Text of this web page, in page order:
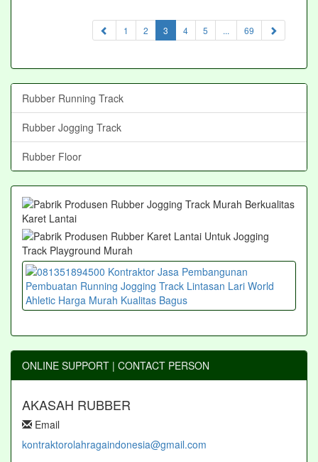
1 2 3 (current)
4 5 ... 69
Rubber Running Track
Rubber Jogging Track
Rubber Floor
ONLINE SUPPORT | CONTACT PERSON
AKASAH RUBBER
Email
kontraktorolahragaindonesia@gmail.com